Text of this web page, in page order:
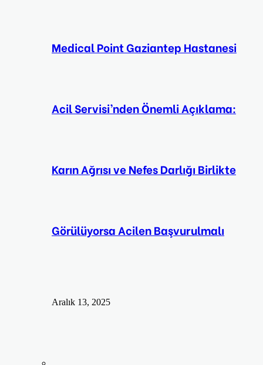
Medical Point Gaziantep Hastanesi
Acil Servisi’nden Önemli Açıklama:
Karın Ağrısı ve Nefes Darlığı Birlikte
Görülüyorsa Acilen Başvurulmalı
Aralık 13, 2025